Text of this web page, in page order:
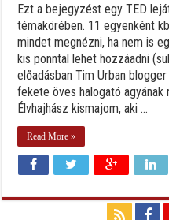
Ezt a bejegyzést egy TED
témakörében. 11 egyenként
mindet megnézni, ha nem is
kis ponntal lehet hozzáadni
előadásban Tim Urban
fekete öves halogató agyának
Élvhajhász kismajom, aki ...
Read More »